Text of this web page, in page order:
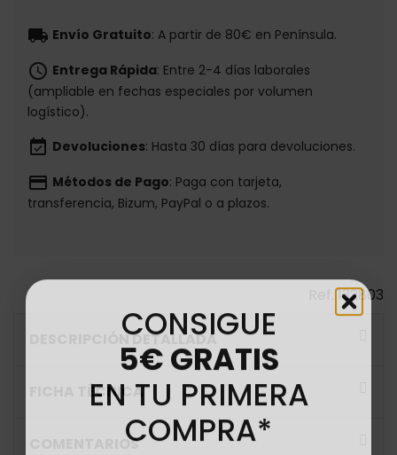
local_shipping Envío Gratuito: A partir de 80€ en Península.
schedule Entrega Rápida: Entre 2-4 días laborales
(ampliable en fechas especiales por volumen
logístico).
event_available Devoluciones: Hasta 30 días para devoluciones.
payment Métodos de Pago: Paga con tarjeta,
transferencia, Bizum, PayPal o a plazos.
132803
DESCRIPCIÓN DETALLADA
FICHA TÉCNICA
COMENTARIOS
CONSIGUE
5€ GRATIS
EN TU PRIMERA
COMPRA*